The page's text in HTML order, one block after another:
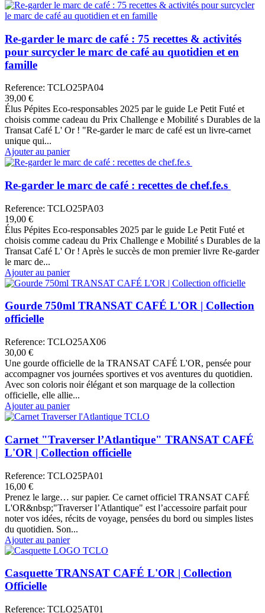
Re-garder le marc de café : 75 recettes & activités
pour surcycler le marc de café au quotidien et en
famille
Reference: TCLO25PA04
39,00 €
Élus Pépites Eco-responsables 2025 par le guide Le Petit Futé et
choisis comme cadeau du Prix Challenge e Mobilité s Durables de la
Transat Café L' Or ! "Re-garder le marc de café est un livre-carnet
unique qui...
Ajouter au panier
Re-garder le marc de café : recettes de chef.fe.s
Reference: TCLO25PA03
19,00 €
Élus Pépites Eco-responsables 2025 par le guide Le Petit Futé et
choisis comme cadeau du Prix Challenge e Mobilité s Durables de la
Transat Café L' Or ! Après le succès de mon premier livre Re-garder
le marc de...
Ajouter au panier
Gourde 750ml TRANSAT CAFÉ L'OR | Collection
officielle
Reference: TCLO25AX06
30,00 €
Une gourde officielle de la TRANSAT CAFÉ L'OR, pensée pour
accompagner vos journées sportives et vos aventures du quotidien.
Avec son coloris noir élégant et son marquage de la collection
officielle, elle allie...
Ajouter au panier
Carnet "Traverser l’Atlantique" TRANSAT CAFÉ
L'OR | Collection officielle
Reference: TCLO25PA01
16,00 €
Prenez le large… sur papier. Ce carnet officiel TRANSAT CAFÉ
L'OR&nbsp;"Traverser l’Atlantique" est l’accessoire parfait pour
noter vos idées, récits de voyage, pensées du bord ou simples listes
du quotidien. Son...
Ajouter au panier
Casquette TRANSAT CAFÉ L'OR | Collection
Officielle
Reference: TCLO25AT01